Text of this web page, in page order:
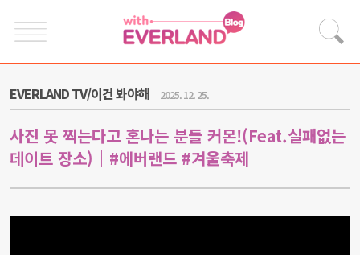
EVERLAND TV/이건 봐야해 2025. 12. 25.
사진 못 찍는다고 혼나는 분들 커몬!(Feat.실패없는
데이트 장소)｜#에버랜드 #겨울축제